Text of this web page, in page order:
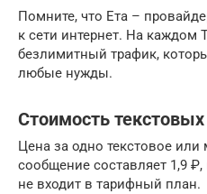
Помните, что Ета –
к сети интернет. На каждом
безлимитный трафик,
любые нужды.
Стоимость
Цена за одно текстовое
сообщение составляет 1,9
не входит в тарифный план.